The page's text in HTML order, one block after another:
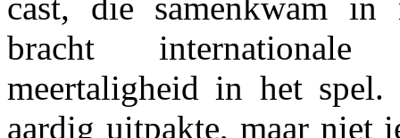
bracht
meertaligheid in het
aardig uitpakte, maar niet